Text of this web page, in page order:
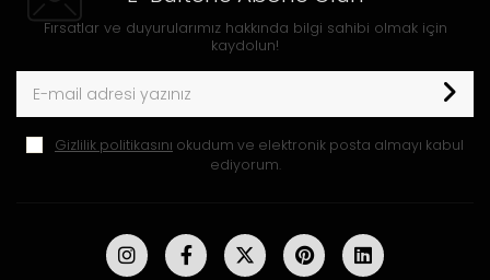
Fırsatlar ve duyurularımız hakkında bilgi sahibi olmak için
kaydolun!
Gizlilik politikasını okudum ve elektronik posta almayı kabul
ediyorum.